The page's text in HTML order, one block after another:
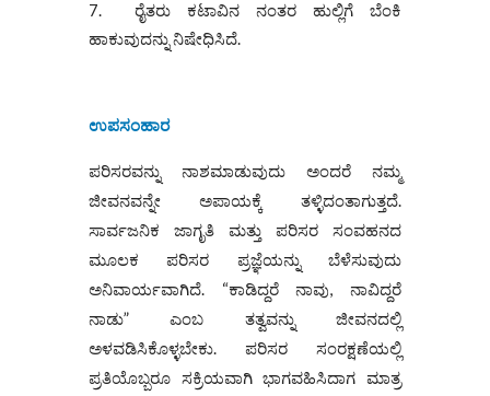
ರೈತರು ಕಟಾವಿನ ನಂತರ ಹುಲ್ಲಿಗೆ ಬೆಂಕಿ
ಹಾಕುವುದನ್ನು ನಿಷೇಧಿಸಿದೆ.
ಉಪಸಂಹಾರ
ಪರಿಸರವನ್ನು ನಾಶಮಾಡುವುದು ಅಂದರೆ ನಮ್ಮ
ಜೀವನವನ್ನೇ ಅಪಾಯಕ್ಕೆ ತಳ್ಳಿದಂತಾಗುತ್ತದೆ.
ಸಾರ್ವಜನಿಕ ಜಾಗೃತಿ ಮತ್ತು ಪರಿಸರ ಸಂವಹನದ
ಮೂಲಕ ಪರಿಸರ ಪ್ರಜ್ಞೆಯನ್ನು ಬೆಳೆಸುವುದು
ಅನಿವಾರ್ಯವಾಗಿದೆ. “ಕಾಡಿದ್ದರೆ ನಾವು, ನಾವಿದ್ದರೆ
ನಾಡು” ಎಂಬ ತತ್ವವನ್ನು ಜೀವನದಲ್ಲಿ
ಅಳವಡಿಸಿಕೊಳ್ಳಬೇಕು. ಪರಿಸರ ಸಂರಕ್ಷಣೆಯಲ್ಲಿ
ಪ್ರತಿಯೊಬ್ಬರೂ ಸಕ್ರಿಯವಾಗಿ ಭಾಗವಹಿಸಿದಾಗ ಮಾತ್ರ